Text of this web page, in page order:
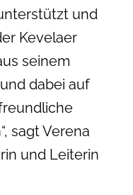
und
Kevelaer
seinem
dabei auf
sagt Verena
und Leiterin